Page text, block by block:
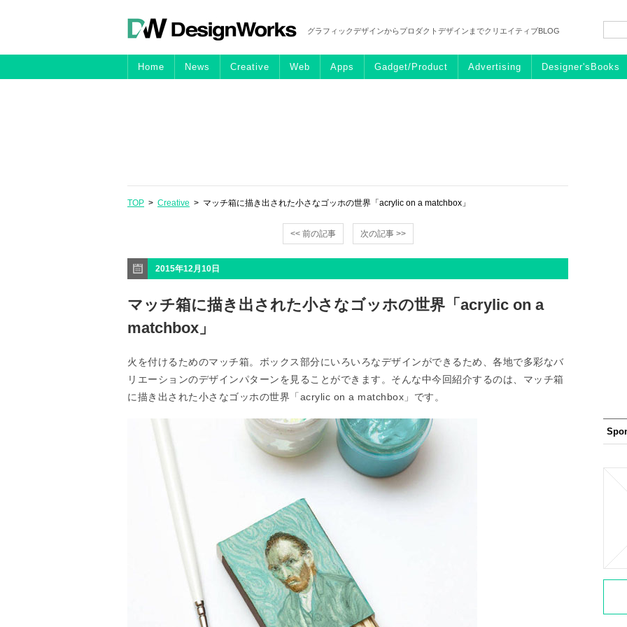
グラフィックデザインからプロダクトデザインまでクリエイティブBLOG
Home News Creative Web Apps Gadget/Product Advertising Designer'sBooks
TOP > Creative > マッチ箱に描き出された小さなゴッホの世界「acrylic on a matchbox」
<< 前の記事 次の記事 >>
2015年12月10日
マッチ箱に描き出された小さなゴッホの世界「acrylic on a
matchbox」
火を付けるためのマッチ箱。ボックス部分にいろいろなデザインができるため、各地で多彩なバ
リエーションのデザインパターンを見ることができます。そんな中今回紹介するのは、マッチ箱
に描き出された小さなゴッホの世界「acrylic on a matchbox」です。